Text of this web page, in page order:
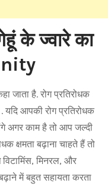
के ज्वारे का
जाता है. रोग प्रतिरोधक
. यदि आपकी रोग प्रतिरोधक
अगर काम है तो आप जल्दी
क्षमता बढ़ाना चाहते हैं तो
मिनरल, और
में बहुत सहायता करता